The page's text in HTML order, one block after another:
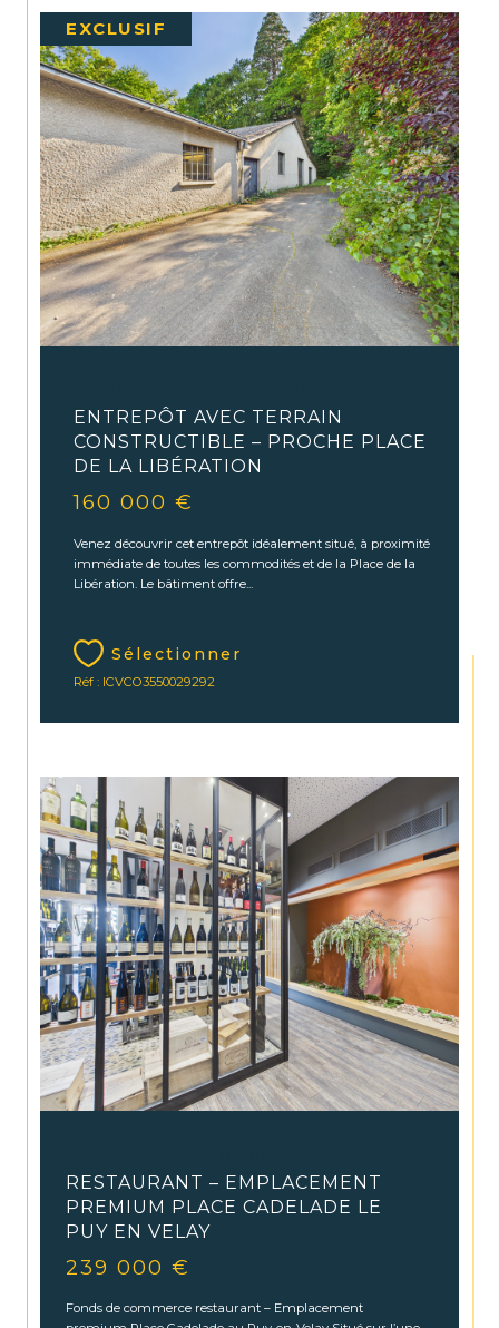
ENTREPÔT AVEC TERRAIN
CONSTRUCTIBLE – PROCHE PLACE
DE LA LIBÉRATION
160 000 €
Venez découvrir cet entrepôt idéalement situé, à proximité
immédiate de toutes les commodités et de la Place de la
Libération. Le bâtiment offre...
Sélectionner
Réf : ICVCO3550029292
EXCLUSIF
RESTAURANT – EMPLACEMENT
PREMIUM PLACE CADELADE LE
PUY EN VELAY
239 000 €
Fonds de commerce restaurant – Emplacement